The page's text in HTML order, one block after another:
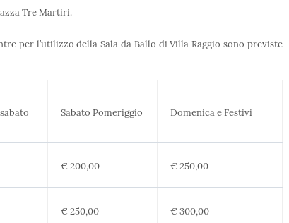
Tre Martiri.
per l’utilizzo della Sala da Ballo di Villa Raggio sono previste
Sabato Pomeriggio Domenica e Festivi
€ 200,00 € 250,00
€ 250,00 € 300,00